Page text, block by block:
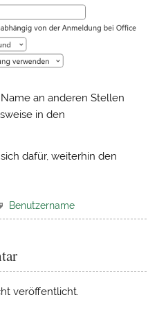
an anderen Stellen
in den
dafür, weiterhin den
Benutzername
veröffentlicht.